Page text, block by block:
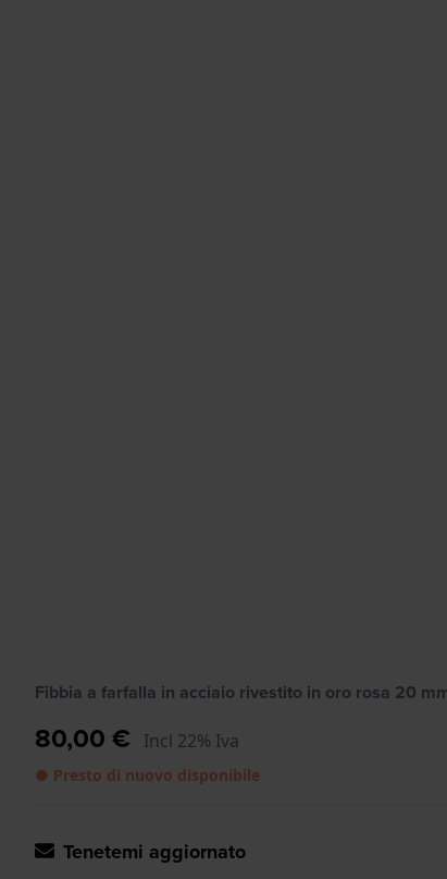
Fibbia a farfalla in acciaio rivestito in oro rosa 20
80,00 € Incl 22% Iva
● Presto di nuovo disponibile
Tenetemi aggiornato